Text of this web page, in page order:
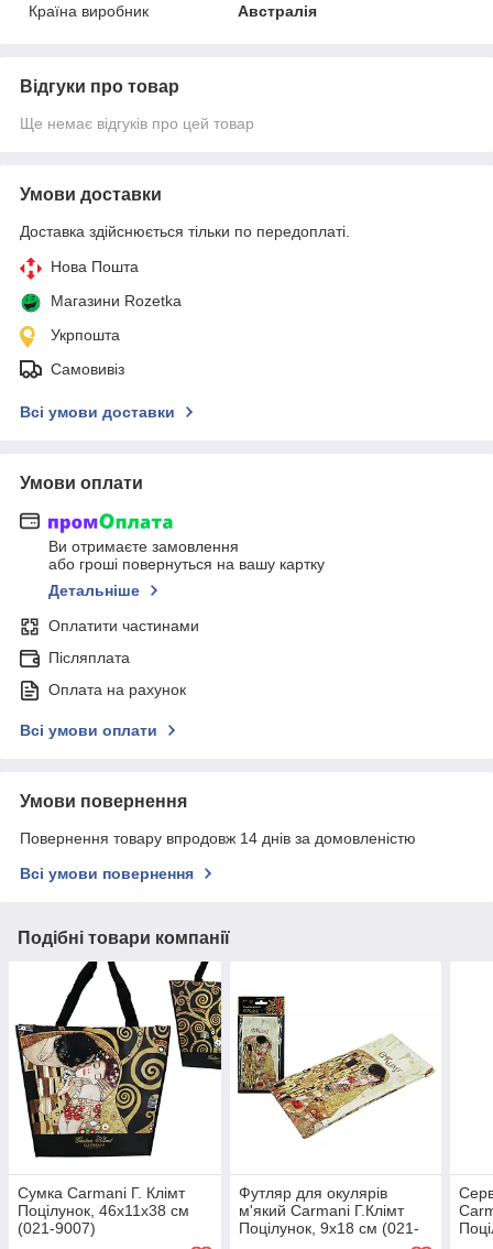
Країна виробник
Австралія
Відгуки про товар
Ще немає відгуків про цей товар
Умови доставки
Доставка здійснюється тільки по передоплаті.
Нова Пошта
Магазини Rozetka
Укрпошта
Самовивіз
Всі умови доставки
Умови оплати
Ви отримаєте замовлення
або гроші повернуться на вашу картку
Детальніше
Оплатити частинами
Післяплата
Оплата на рахунок
Всі умови оплати
Умови повернення
Повернення товару впродовж 14 днів за домовленістю
Всі умови повернення
Подібні товари компанії
Сумка Carmani Г. Клімт
Поцілунок, 46х11х38 см
(021-9007)
Футляр для окулярів
м'який Carmani Г.Клімт
Поцілунок, 9х18 см (021-